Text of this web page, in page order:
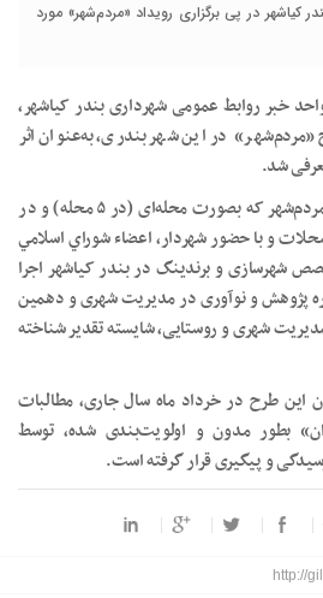
در پی برگزاری رویداد «مردم‌شهر» مورد
خبر روابط عمومی شهرداری بندر کیاشهر،
در این شهر بندری، به‌عنوان اثر
شد.
بنا بر نظر کمیته داوران؛ طرح مردم‌شهر که بصورت محله‌ای (در ۵ محله) و در
و با حضور شهردار، اعضاء شوراي اسلامي
شهرسازی و برندینگ در بندر کیاشهر اجرا
پژوهش و نوآوری در مدیریت شهری و دهمین
شهری و روستایی، شایسته تقدیر شناخته
طرح در خرداد ماه سال جاری، مطالبات
بطور مدون و اولویت‌بندی شده، توسط
و پیگیری قرار گرفته است.
http://